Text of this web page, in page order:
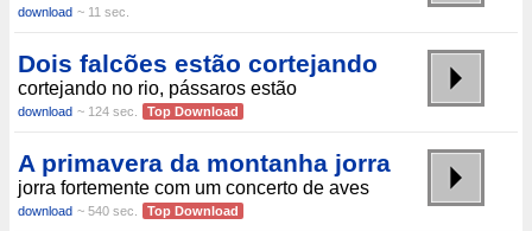
download ~ 11 sec.
Dois falcões estão cortejando
cortejando no rio, pássaros estão
download ~ 124 sec. Top Download
A primavera da montanha jorra
jorra fortemente com um concerto de aves
download ~ 540 sec. Top Download